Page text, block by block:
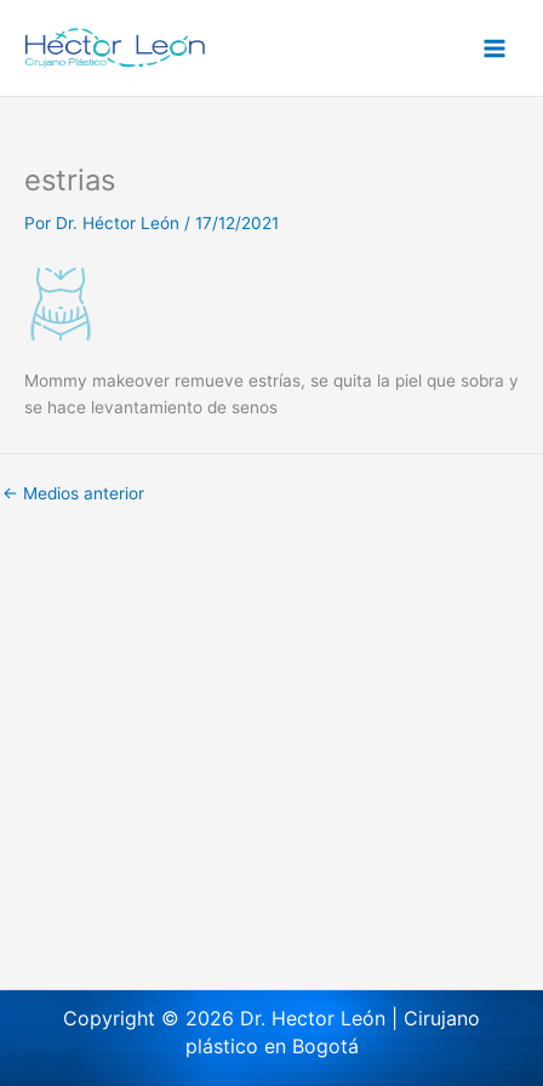
contenido
estrias
Por Dr. Héctor León / 17/12/2021
Mommy makeover remueve estrías, se quita la piel que sobra y
se hace levantamiento de senos
← Medios anterior
Copyright © 2026 Dr. Hector León | Cirujano
plástico en Bogotá